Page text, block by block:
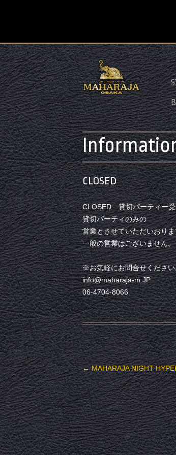
CLOSED
CLOSED 貸切パーティー
貸切パーティのみの
営業とさせていただいおり
一般の営業はございません。
※お気軽にお問合せくださ
info@maharaja-m.JP
06-4704-8066
投稿ナビゲーション
←MAHARAJA NIGHT